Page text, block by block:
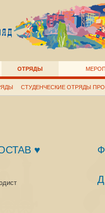
ОТРЯДЫ
СТУДЕНЧЕСКИЕ ОТРЯДЫ
♥